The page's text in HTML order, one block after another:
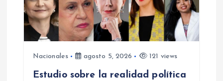
Nacionales agosto 5, 2026 121 views
Estudio sobre la realidad política